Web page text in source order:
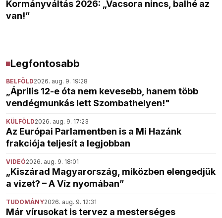
Kormányváltás 2026: „Vacsora nincs, balhé az
van!”
Legfontosabb
BELFÖLD2026. aug. 9. 19:28
„Április 12-e óta nem kevesebb, hanem több
vendégmunkás lett Szombathelyen!"
KÜLFÖLD2026. aug. 9. 17:23
Az Európai Parlamentben is a Mi Hazánk
frakciója teljesít a legjobban
VIDEÓ2026. aug. 9. 18:01
„Kiszárad Magyarország, miközben elengedjük
a vizet? – A Víz nyomában”
TUDOMÁNY2026. aug. 9. 12:31
Már vírusokat is tervez a mesterséges